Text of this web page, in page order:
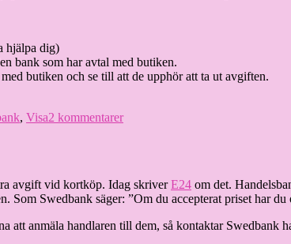
hjälpa dig)
bank som har avtal med butiken.
butiken och se till att de upphör att ta ut avgiften.
, Visa2 kommentarertill
som
tar
kortavgift
avgift vid kortköp. Idag skriverE24 om det.
Som Swedbank säger: ”Om du accepterat priset har
anmäla handlaren till dem, så kontaktar Swedbank